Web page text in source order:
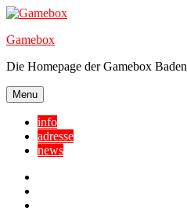
Skip
content
Gamebox
Die Homepage der Gamebox Baden
Menu
info
adresse
news